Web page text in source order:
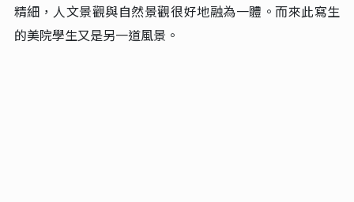
精細，人文景觀與自然景觀很好地融為一體。而來此寫生
的美院學生又是另一道風景。